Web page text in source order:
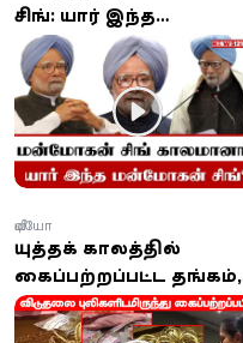
சிங்: யார் இந்த
மன்மோகன் சிங்?
யுத்தக் காலத்தில்
கைப்பற்றப்பட்ட தங்கம்,
வௌ்ளி பதில் பொலிஸ்
மாஅதிபரிடம் கையளிப்பு
வீடியோ